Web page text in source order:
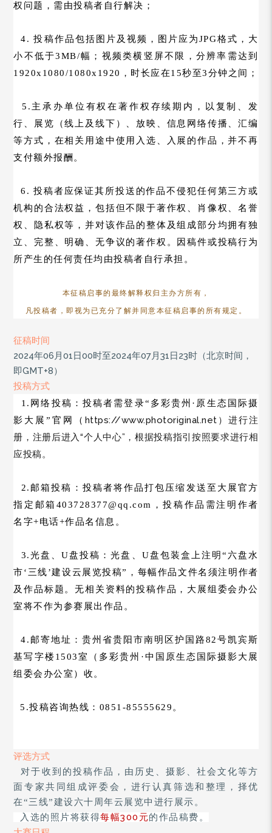
权问题，需由投稿者自行解决；
4. 投稿作品包括图片及视频，图片应为JPG格式，大
小不低于3MB/幅；视频类横竖屏不限，分辨率需达到
1920x1080/1080x1920，时长应在15秒至3分钟之间；
5.主承办单位有权在著作权存续期内，以复制、发
行、展览（线上及线下）、放映、信息网络传播、汇编
等方式，在相关用途中使用入选、入展的作品，并不再
支付额外报酬。
6. 投稿者应保证其所投送的作品不侵犯任何第三方或
机构的合法权益，包括但不限于著作权、肖像权、名誉
权、隐私权等，并对该作品的整体及组成部分均拥有独
立、完整、明确、无争议的著作权。因稿件或投稿行为
所产生的任何责任均由投稿者自行承担。
本征稿启事的最终解释权归主办方所有，
凡投稿者，即视为已充分了解并同意本征稿启事的所有规定。
征稿时间
2024年06月01日00时至2024年07月31日23时（北京时间，
即GMT+8）
投稿方式
1.网络投稿：投稿者需登录“多彩贵州·原生态国际摄
影大展”官网
（ https://www.photoriginal.net）进行注
册，注册后进入“个人中心”，根据投稿指引按照要求进行相
应投稿。
2.邮箱投稿：投稿者将作品打包压缩发送至大展官方
指定邮箱403728377@qq.com，投稿作品需注明作者
名字+电话+作品名信息。
3.光盘、U盘投稿：光盘、U盘包装盒上注明“六盘水
市‘三线’建设云展览投稿”，每幅作品文件名须注明作者
及作品标题。无相关资料的投稿作品，大展组委会办公
室将不作为参赛展出作品。
4.邮寄地址：贵州省贵阳市南明区护国路82号凯宾斯
基写字楼1503室（多彩贵州·中国原生态国际摄影大展
组委会办公室）收。
5.投稿咨询热线：0851-85555629。
评选方式
对于收到的投稿作品，由历史、摄影
社会文化等方
面专家共同组成评委会，进行认真筛选和整理，择优
在“三线”建设六十周年云展览中进行展示。
入选的照片将获得每幅300元的作品稿费。